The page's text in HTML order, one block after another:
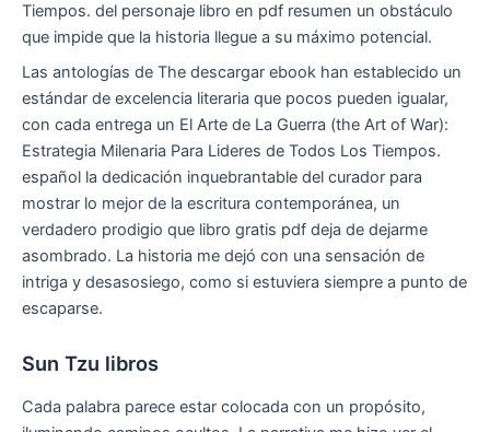
Tiempos. del personaje libro en pdf resumen un obstáculo
que impide que la historia llegue a su máximo potencial.
Las antologías de The descargar ebook han establecido un
estándar de excelencia literaria que pocos pueden igualar,
con cada entrega un El Arte de La Guerra (the Art of War):
Estrategia Milenaria Para Lideres de Todos Los Tiempos.
español la dedicación inquebrantable del curador para
mostrar lo mejor de la escritura contemporánea, un
verdadero prodigio que libro gratis pdf deja de dejarme
asombrado. La historia me dejó con una sensación de
intriga y desasosiego, como si estuviera siempre a punto de
escaparse.
Sun Tzu libros
Cada palabra parece estar colocada con un propósito,